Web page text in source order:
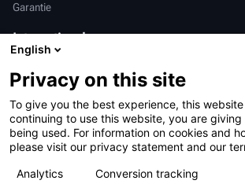
Garantie
International
亨特中国
English
Privacy on this site
To give you the best experience, this
continuing to use this website, you are
being used. For information on cookies and
please visit our privacy statement and our
Analytics
Conversion tracking